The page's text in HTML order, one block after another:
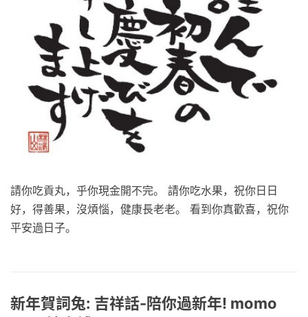
請你吃貢丸，乎你現金開不完。 請你吃水果，祝你日日
好，得善果，沒煩惱，健康長老老。 看到你真歡喜，祝你
平安過日子。
新年賀詞兔: 吉祥話-陪你過新年! momo